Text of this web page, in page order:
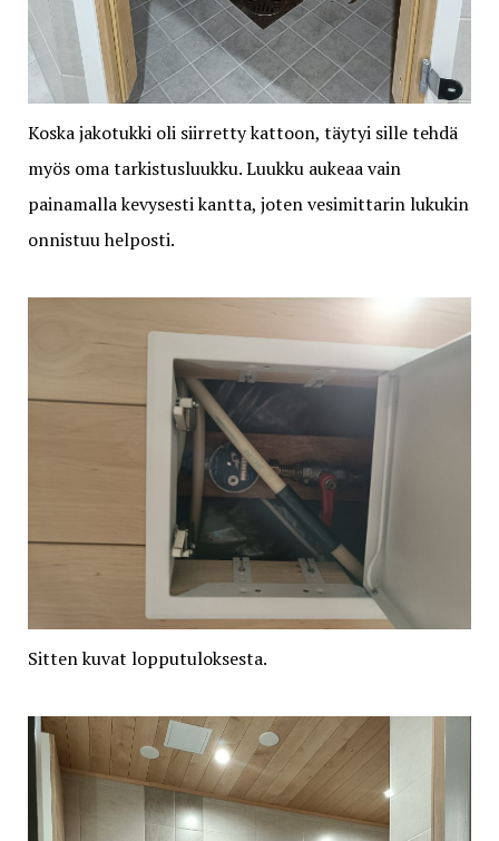
Koska jakotukki oli siirretty kattoon, täytyi sille tehdä
myös oma tarkistusluukku. Luukku aukeaa vain
painamalla kevysesti kantta, joten vesimittarin lukukin
onnistuu helposti.
Sitten kuvat lopputuloksesta.